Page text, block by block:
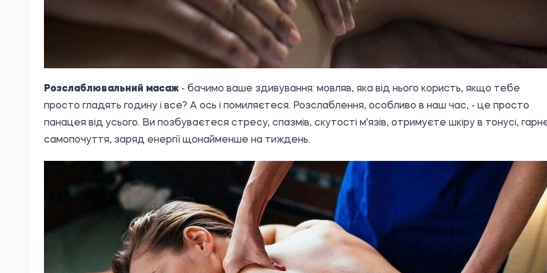
Розслаблювальний масаж - бачимо ваше здивування: мовляв, яка від нього користь, якщо тебе
просто гладять годину і все? А ось і помиляєтеся. Розслаблення, особливо в наш час, - це просто
панацея від усього. Ви позбуваєтеся стресу, спазмів, скутості м'язів, отримуєте шкіру в тонусі,
самопочуття, заряд енергії щонайменше на тиждень.